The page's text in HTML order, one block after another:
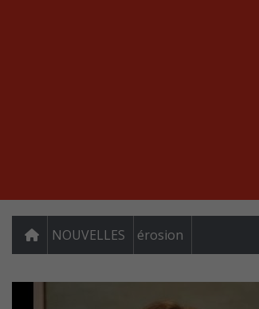
NOUVELLES érosion